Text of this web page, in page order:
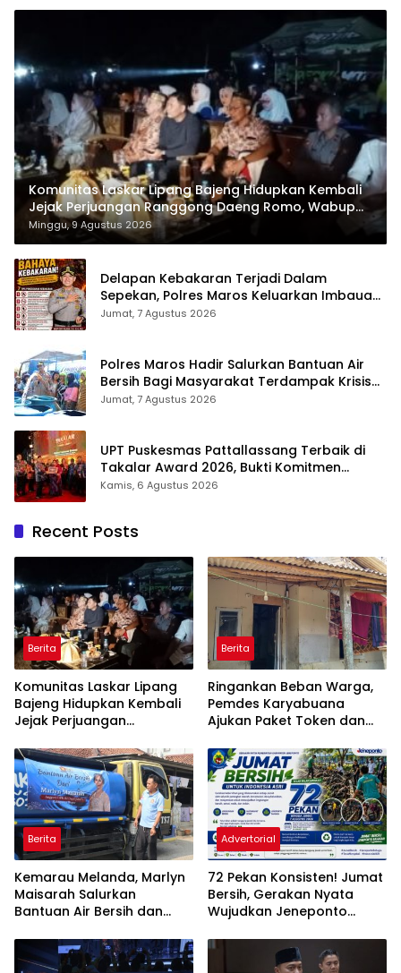
Komunitas Laskar Lipang Bajeng Hidupkan Kembali
Jejak Perjuangan Ranggong Daeng Romo, Wabup
Takalar: Apresiasi Bahwa Sejarah Adalah Warisan
yang Tak Ternilai”.
Minggu, 9 Agustus 2026
Delapan Kebakaran Terjadi Dalam
Sepekan, Polres Maros Keluarkan Imbauan
kepada Masyarakat
Jumat, 7 Agustus 2026
Polres Maros Hadir Salurkan Bantuan Air
Bersih Bagi Masyarakat Terdampak Krisis
Air Bersih Di Maros
Jumat, 7 Agustus 2026
UPT Puskesmas Pattallassang Terbaik di
Takalar Award 2026, Bukti Komitmen
Hadirkan Pelayanan Kesehatan Berkualitas
Kamis, 6 Agustus 2026
Recent Posts
Berita
Komunitas Laskar Lipang
Bajeng Hidupkan Kembali
Jejak Perjuangan
Wabup Takalar: Apresiasi
Bahwa Sejarah Adalah
Warisan yang Tak Ternilai”.
Berita
Ringankan Beban Warga,
Pemdes Karyabuana
Ajukan Paket Token dan
PLN
Berita
Kemarau Melanda, Marlyn
Maisarah Salurkan
Bantuan Air Bersih dan
Babakan Madang
Advertorial
72 Pekan Konsisten! Jumat
Bersih, Gerakan Nyata
Wujudkan Jeneponto
ASRI